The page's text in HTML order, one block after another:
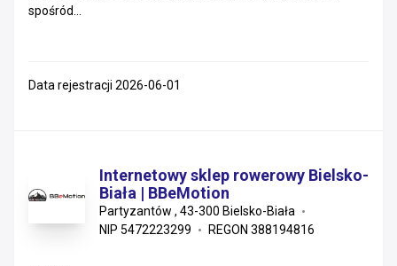
spośród...
Data rejestracji 2026-06-01
Internetowy sklep rowerowy Bielsko-
Biała | BBeMotion
Partyzantów , 43-300 Bielsko-Biała
NIP 5472223299
REGON 388194816